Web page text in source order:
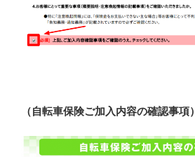
（自転車保険ご加入内容の確認事項）